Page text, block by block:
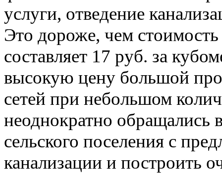
услуги, отведение
Это дороже, чем
составляет 17 руб. за
высокую цену большой
сетей при небольшом
неоднократно обращались
сельского поселения с
канализации и построить